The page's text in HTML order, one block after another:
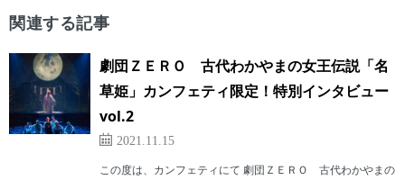
関連する記事
劇団ＺＥＲＯ 古代わかやまの女王伝説「名
草姫」カンフェティ限定！特別インタビュー
vol.2
2021.11.15
この度は、カンフェティにて 劇団ＺＥＲＯ 古代わかやまの